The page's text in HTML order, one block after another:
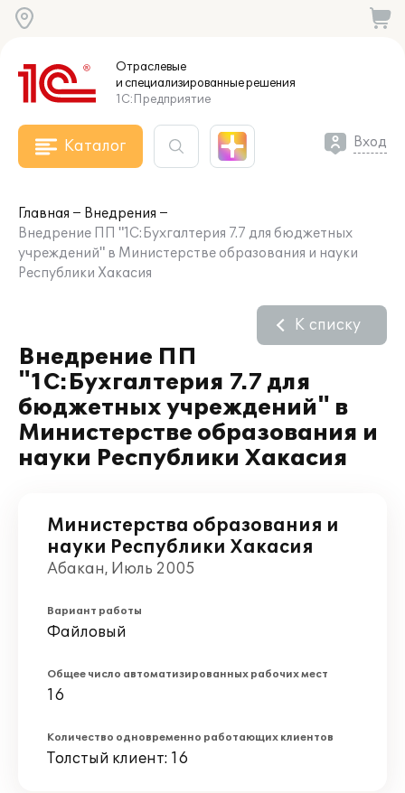
Отраслевые
и специализированныерешения
1С:Предприятие
Каталог Вход
Главная
Внедрения
Внедрение ПП "1С:Бухгалтерия 7.7 для бюджетных
учреждений" в Министерстве образования и науки
Республики Хакасия
Внедрение ПП
"1С:Бухгалтерия 7.7 для
бюджетных учреждений" в
Министерстве образования и
науки Республики Хакасия
К списку
Министерства образования и
науки Республики Хакасия
Абакан, Июль 2005
Вариант работы
Файловый
Общее число автоматизированных рабочих мест
16
Количество одновременно работающих клиентов
Толстый клиент: 16